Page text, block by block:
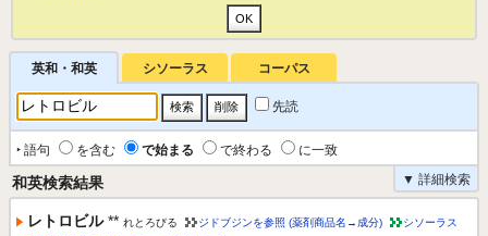
英和・和英 シソーラス コーパス
先読
‣ 語句 を含む で始まる で終わる
に一致
▼ 詳細検索
和英検索結果
レトロビル ** れとろびる ジドブジンを参照 (薬剤商品名→成分)
シソーラス